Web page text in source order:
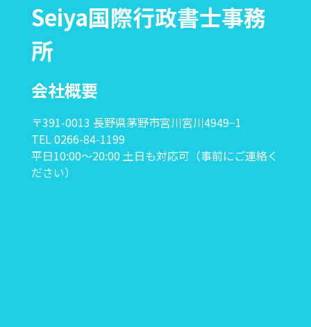
Seiya国際行政書士事務
所
会社概要
〒391-0013 長野県茅野市宮川宮川4949−1
TEL 0266-84-1199
平日10:00〜20:00 土日も対応可（事前にご連絡く
ださい）